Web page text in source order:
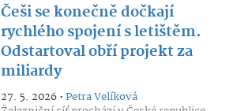
Češi se konečně dočkají
rychlého spojení s letištěm.
Odstartoval obří projekt za
miliardy
27. 5. 2026 •Petra Velíková